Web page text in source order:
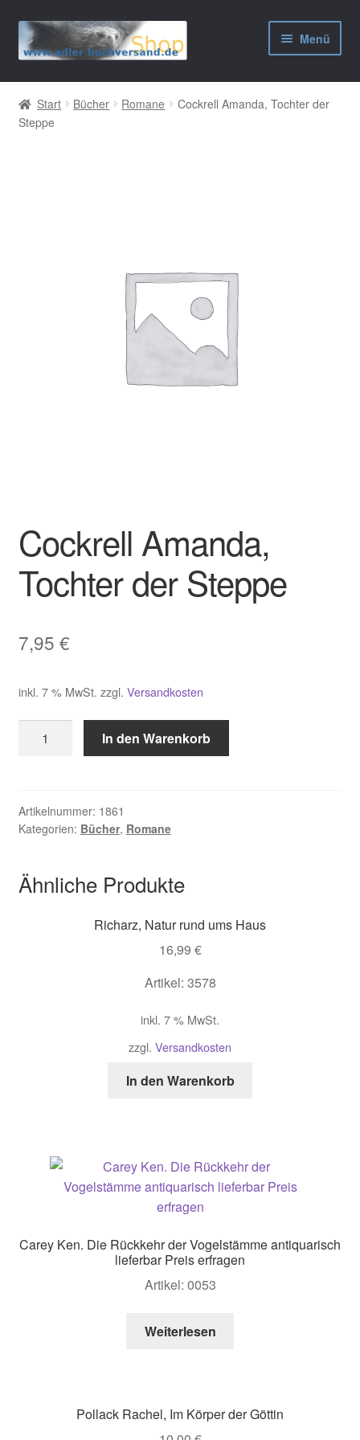
Zur
Navigation
Zum
Inhalt
Menü
AGB
Widerrufsbelehrung
Start Bücher Romane
Cockrell Amanda, Tochter der
Steppe
Cockrell Amanda,
Tochter der Steppe
7,95 €
inkl. 7 % MwSt. zzgl. Versandkosten
Amanda,
Steppe
Menge
In den Warenkorb
Artikelnummer: 1861
Kategorien: Bücher, Romane
Ähnliche Produkte
Richarz, Natur rund ums Haus
16,99 €
Artikel: 3578
inkl. 7 % MwSt.
zzgl. Versandkosten
In den Warenkorb
Carey Ken. Die Rückkehr der Vogelstämme antiquarisch
lieferbar Preis erfragen
Artikel: 0053
Weiterlesen
Pollack Rachel, Im Körper der Göttin